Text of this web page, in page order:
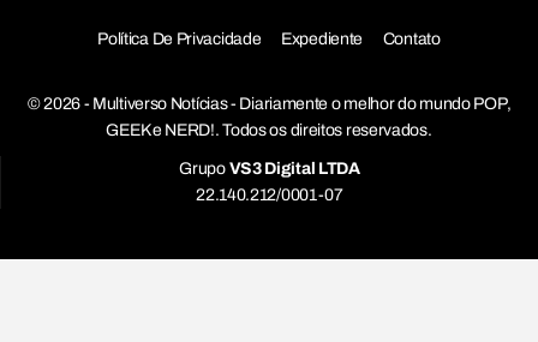
Política De Privacidade Expediente Contato
© 2026 - Multiverso Notícias - Diariamente o melhor do mundo POP,
GEEK e NERD!. Todos os direitos reservados.
Grupo VS3 Digital LTDA
22.140.212/0001-07